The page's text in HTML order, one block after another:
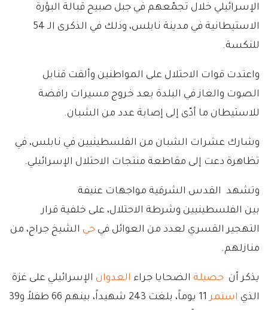
الإسرائيلي خلال تجمّعهم في جبل صبيح قبالة البؤرة
الاستيطانية في مدينة نابلس، وذلك في الذكرى الـ 54
للنكسة.
واعتدت قوات الاحتلال على المواطنين وألقت قنابل
الصوت والغاز في البلدة بعد خروج مسيرات رافضة
للاستيطان ما أدّى إلى إصابة عدد من الشبان.
وشارك عشرات الشبان من الفلسطينيين في نابلس، في
تظاهرة دعت إلى مقاطعة منتجات الاحتلال الإسرائيلي.
وتشهد القدس الشرقية مواجهات عنيفة
بين الفلسطينيين وشرطة الاحتلال، على خلفية قرار
التهجير القسري لعدد من العوائل في حي الشيخ جراح، من
منازلهم.
يذكر أن حصيلة الضحايا جراء العدوان الإسرائيلي على غزة
الذي استمر
11 يوماً، بلغت 243 شهيداً، بينهم 66 طفلاً و39